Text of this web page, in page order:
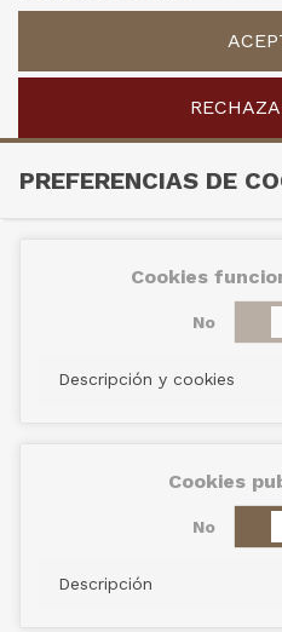
PREFERENCIAS DE
Cookies
No
Descripción y cookies
Cookies
No
Descripción